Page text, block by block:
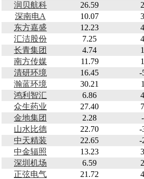
润贝航科
26.59
深南电A
10.07
东方嘉盛
12.23
汇洁股份
7.25
长青集团
4.74
南方传媒
11.79
清研环境
16.45 -
瀚蓝环境
30.21
鸿利智汇
6.86
众生药业
27.40
金地集团
2.28
山水比德
22.70 -
中天精装
22.65 -
中金辐照
13.23
深圳机场
6.59
正弦电气
21.72